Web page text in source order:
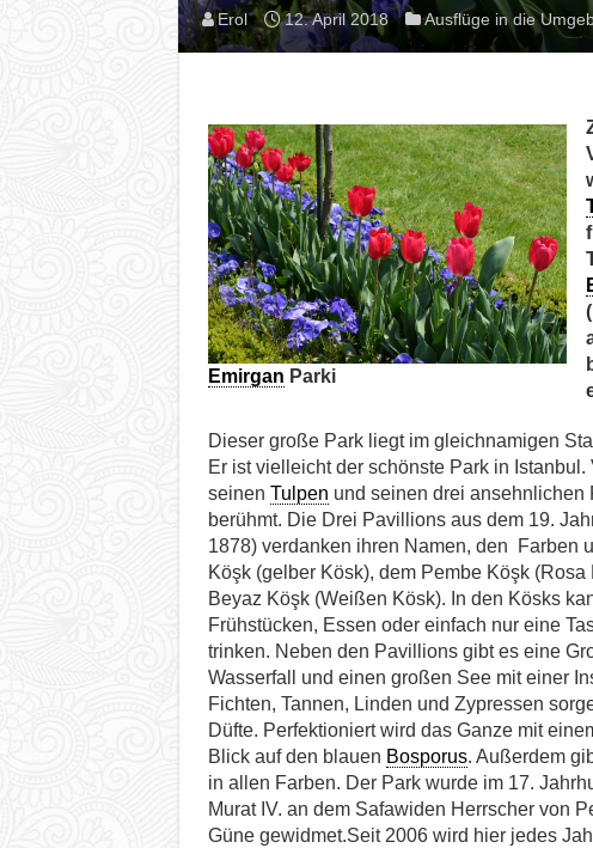
Erol 12. April 2018 Ausflüge in die
Emirgan Parki
Dieser große Park liegt im gleichnamigen
Er ist vielleicht der schönste Park in Istanbul.
seinen Tulpen und seinen drei ansehnlichen
berühmt. Die Drei Pavillions aus dem 19.
1878) verdanken ihren Namen, den Farben
Köşk (gelber Kösk), dem Pembe Köşk (Rosa
Beyaz Köşk (Weißen Kösk). In den Kösks
Frühstücken, Essen oder einfach nur eine
trinken. Neben den Pavillions gibt es eine
Wasserfall und einen großen See mit einer
Fichten, Tannen, Linden und Zypressen
Düfte. Perfektioniert wird das Ganze mit
Blick auf den blauen Bosporus. Außerdem
in allen Farben. Der Park wurde im 17.
Murat IV. an dem Safawiden Herrscher von
Güne gewidmet.Seit 2006 wird hier jedes